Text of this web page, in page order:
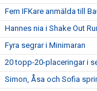
Fem IFKare anmälda till
Hannes nia i Shake Out
Fyra segrar i Minimaran
20 topp-20-placeringar i
Simon, Åsa och Sofia